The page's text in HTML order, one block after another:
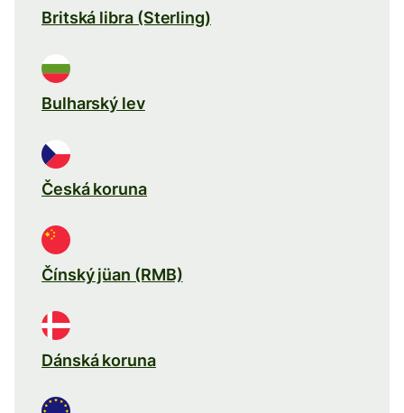
Britská libra (Sterling)
Bulharský lev
Česká koruna
Čínský jüan (RMB)
Dánská koruna